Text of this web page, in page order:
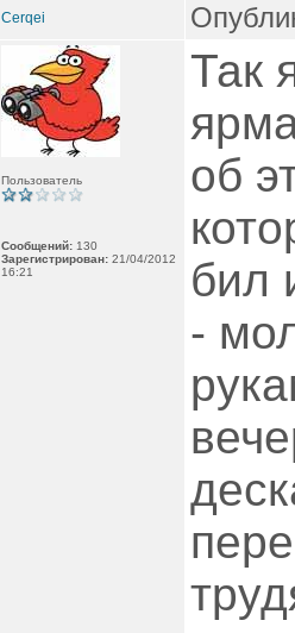
Cerqei
Пользователь
Сообщений: 130
Зарегистрирован: 21/04/2012
16:21
Так
об
бил
-